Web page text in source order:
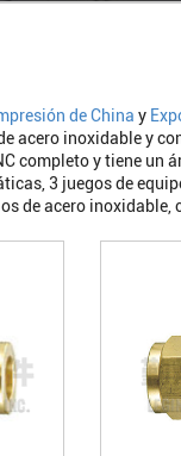
de China y
acero inoxidable y
completo y tiene un
3 juegos de
de acero